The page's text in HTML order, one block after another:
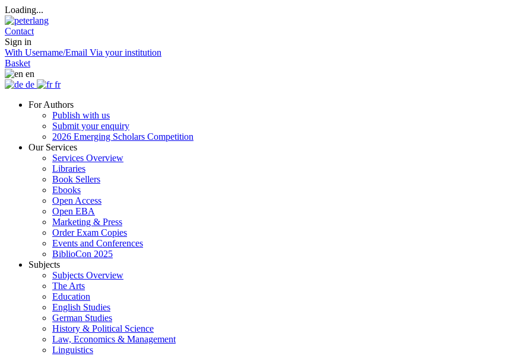
Loading...
Contact
Sign in
With Username/Email Via your institution
Basket
en
de
fr
For Authors
Publish with us
Submit your enquiry
2026 Emerging Scholars Competition
Our Services
Services Overview
Libraries
Book Sellers
Ebooks
Open Access
Open EBA
Marketing & Press
Order Exam Copies
Events and Conferences
BiblioCon 2025
Subjects
Subjects Overview
The Arts
Education
English Studies
German Studies
History & Political Science
Law, Economics & Management
Linguistics